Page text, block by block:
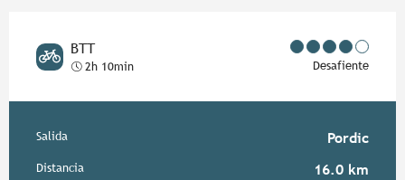
BTT
2h 10min Desafiente
Información práctica
Salida Pordic
Distancia 16.0 km